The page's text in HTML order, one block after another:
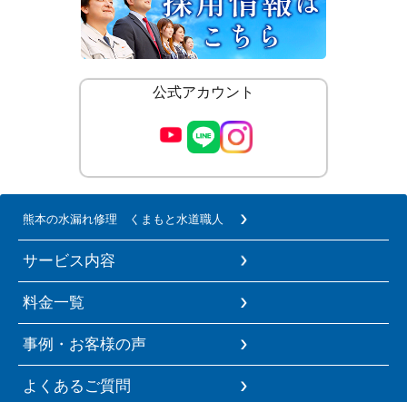
公式アカウント
熊本の水漏れ修理 くまもと水道職人
サービス内容
料金一覧
事例・お客様の声
よくあるご質問